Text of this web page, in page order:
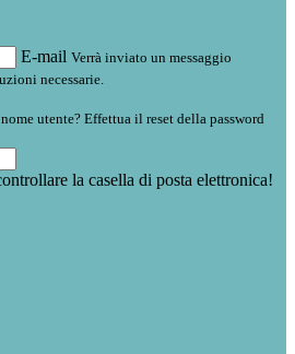
E-mail Verrà inviato un messaggio
necessarie.
utente? Effettua il reset della password
la casella di posta elettronica!